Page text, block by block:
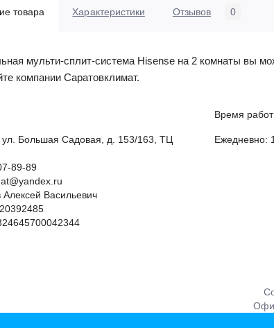
товара Характеристики Отзывов 0
мульти-сплит-система Hisense на 2 комнаты вы
компании Саратовклимат.
ул. Большая Садовая, д. 153/163, ТЦ
89-89
Васильевич
Время
Ежедневно: